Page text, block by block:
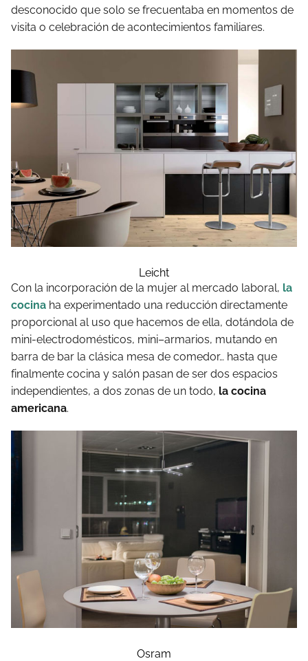
desconocido que solo se frecuentaba en momentos de
visita o celebración de acontecimientos familiares.
Leicht
Con la incorporación de la mujer al mercado laboral, la
cocina ha experimentado una reducción directamente
proporcional al uso que hacemos de ella, dotándola de
mini-electrodomésticos, mini–armarios, mutando en
barra de bar la clásica mesa de comedor… hasta que
finalmente cocina y salón pasan de ser dos espacios
independientes, a dos zonas de un todo, la cocina
americana.
Osram